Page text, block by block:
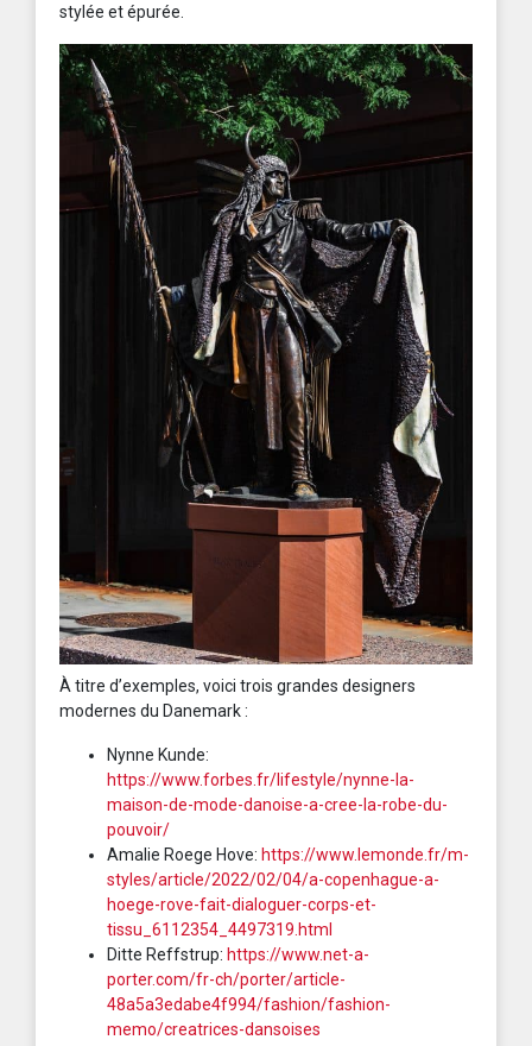
stylée et épurée.
À titre d’exemples, voici trois grandes designers
modernes du Danemark :
Nynne Kunde:
https://www.forbes.fr/lifestyle/nynne-la-
maison-de-mode-danoise-a-cree-la-robe-du-
pouvoir/
Amalie Roege Hove: https://www.lemonde.fr/m-
styles/article/2022/02/04/a-copenhague-a-
hoege-rove-fait-dialoguer-corps-et-
tissu_6112354_4497319.html
Ditte Reffstrup: https://www.net-a-
porter.com/fr-ch/porter/article-
48a5a3edabe4f994/fashion/fashion-
memo/creatrices-dansoises